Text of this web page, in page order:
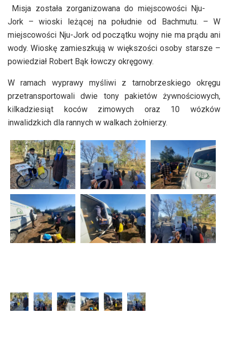
Misja została zorganizowana do miejscowości Nju-
Jork – wioski leżącej na południe od Bachmutu. – W
miejscowości Nju-Jork od początku wojny nie ma prądu ani
wody. Wioskę zamieszkują w większości osoby starsze –
powiedział Robert Bąk łowczy okręgowy.
W ramach wyprawy myśliwi z tarnobrzeskiego okręgu
przetransportowali dwie tony pakietów żywnościowych,
kilkadziesiąt koców zimowych oraz 10 wózków
inwalidzkich dla rannych w walkach żołnierzy.